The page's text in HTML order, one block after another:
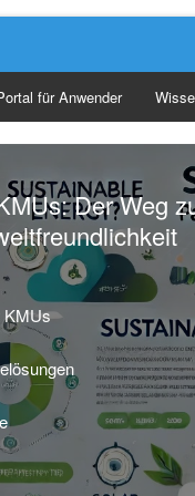
für Anwender
Der Weg
KMUs